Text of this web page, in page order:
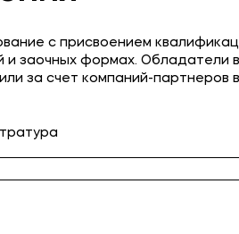
с присвоением
и заочных формах. Обладатели
за счет компаний-партнеров